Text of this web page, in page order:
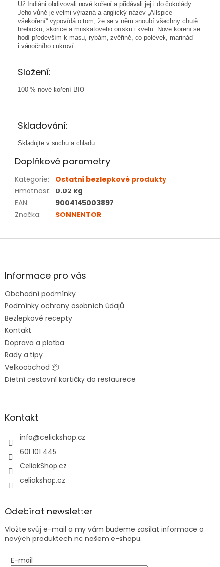
Už Indiáni obdivovali nové koření a přidávali jej i do čokolády.
Jeho vůně je velmi výrazná a anglický název „Allspice –
všekoření“ vypovídá o tom, že se v něm snoubí všechny chutě
hřebíčku, skořice a muškátového oříšku i květu. Nové koření se
hodí především k masu, rybám, zvěřině, do polévek, marinád
i vánočního cukroví.
Složení:
100 % nové koření BIO
Skladování:
Skladujte v suchu a chladu.
Doplňkové parametry
Kategorie:
Ostatní bezlepkové produkty
Hmotnost: 0.02 kg
EAN:
9004145003897
Značka: SONNENTOR
Z
aInformace pro vás
Obchodní podmínky
Podmínky ochrany osobních údajů
Bezlepkové recepty
Kontakt
Doprava a platba
Rady a tipy
Velkoobchod 📦
Dietní cestovní kartičky do restaurece
Kontakt
info@celiakshop.cz
601 101 445
CeliakShop.cz
celiakshop.cz
Odebírat newsletter
Vložte svůj e-mail a my vám budeme zasílat informace o
nových produktech na našem e-shopu.
E-mail